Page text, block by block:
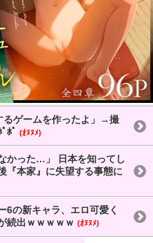
るゲームを作ったよ」→撮
ﾎﾟ (ｵﾇﾇﾒ)
かった…」 日本を知ってし
『本家』に失望する事態に
6の新キャラ、エロ可愛く
続出ｗｗｗｗｗ (ｵﾇﾇﾒ)